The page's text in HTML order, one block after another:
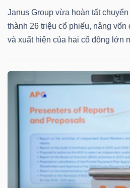
Janus Group vừa hoàn tất
thành 26 triệu cổ phiếu, nâng vốn
và xuất hiện của hai cổ đông lớn
Tất cả Người nội bộ
(-)